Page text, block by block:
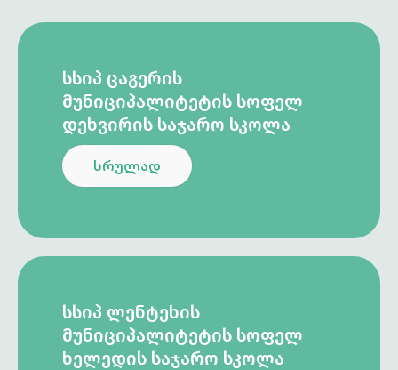
ᲡᲡᲘᲞ ᲪᲐᲒᲔᲠᲘᲡ
ᲛᲣᲜᲘᲪᲘᲞᲐᲚᲘᲢᲔᲢᲘᲡ ᲡᲝᲤᲔᲚ
ᲓᲔᲮᲕᲘᲠᲘᲡ ᲡᲐᲯᲐᲠᲝ ᲡᲙᲝᲚᲐ
სრულად
ᲡᲡᲘᲞ ᲚᲔᲜᲢᲔᲮᲘᲡ
ᲛᲣᲜᲘᲪᲘᲞᲐᲚᲘᲢᲔᲢᲘᲡ ᲡᲝᲤᲔᲚ
ᲮᲔᲚᲔᲓᲘᲡ ᲡᲐᲯᲐᲠᲝ ᲡᲙᲝᲚᲐ